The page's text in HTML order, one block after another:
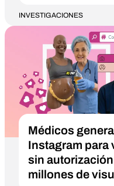
INVESTIGACIONES
Médicos
Instagram para
sin
millones de